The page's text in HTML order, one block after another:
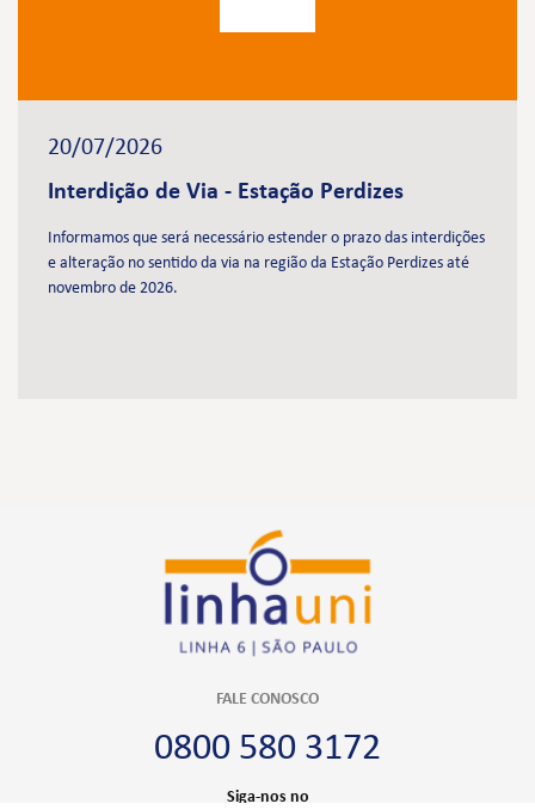
20/07/2026
Interdição de Via - Estação Perdizes
Informamos que será necessário estender o prazo das interdições
e alteração no sentido da via na região da Estação Perdizes até
novembro de 2026.
FALE CONOSCO
0800 580 3172
Siga-nos no